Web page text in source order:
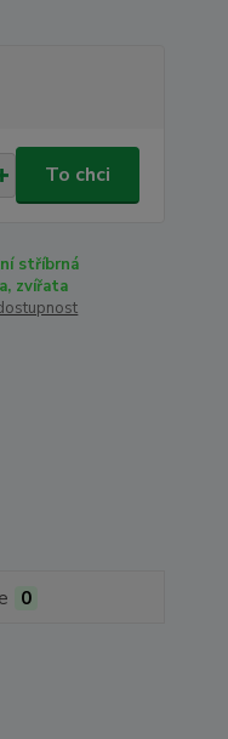
To chci
stříbrná
zvířata
0